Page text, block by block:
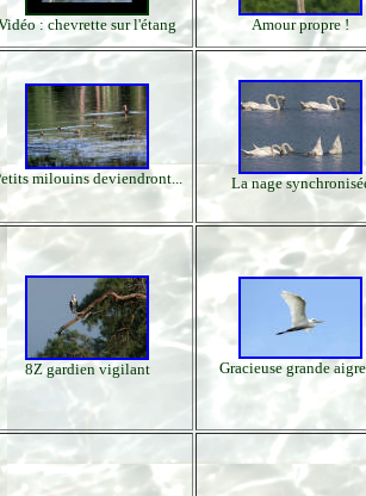
: chevrette sur l'étang Amour propre !
milouins deviendront... La nage
8Z gardien vigilant Gracieuse grande